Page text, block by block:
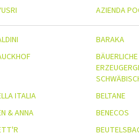
AZIENDA
BARAKA
BÄUERLICHE
ITALIA BELTANE
& ANNA
BENECOS